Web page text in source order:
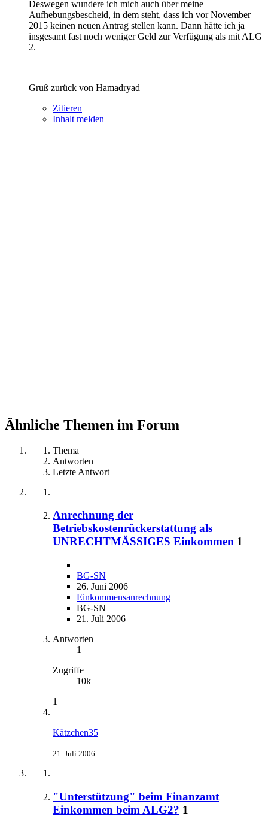
Deswegen wundere ich mich auch über meine
Aufhebungsbescheid, in dem steht, dass ich vor November
2015 keinen neuen Antrag stellen kann. Dann hätte ich ja
insgesamt fast noch weniger Geld zur Verfügung als mit ALG
2.
Gruß zurück von Hamadryad
Zitieren
Inhalt melden
Ähnliche Themen im Forum
Thema
Antworten
Letzte Antwort
Anrechnung der
Betriebskostenrückerstattung als
UNRECHTMÄSSIGES Einkommen 1
BG-SN
26. Juni 2006
Einkommensanrechnung
BG-SN
21. Juli 2006
Antworten
1
Zugriffe
10k
1
Kätzchen35
21. Juli 2006
"Unterstützung" beim Finanzamt
Einkommen beim ALG2? 1